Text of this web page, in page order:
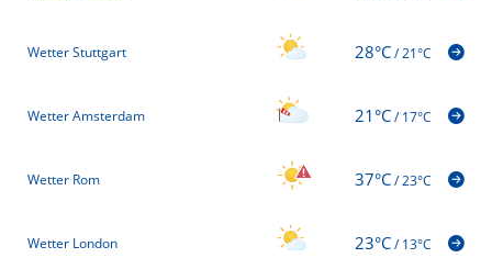
Wetter Stuttgart 28°C/21°C
Wetter Amsterdam 21°C/17°C
Wetter Rom 37°C/23°C
Wetter London 23°C/13°C